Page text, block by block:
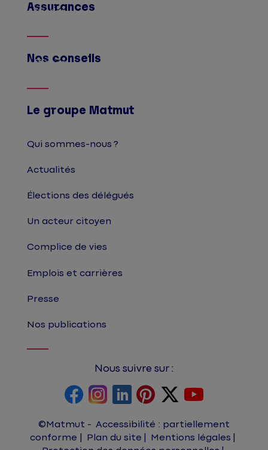
Assurances
Afficher
Nos conseils
Afficher
Le groupe Matmut
Qui sommes-nous ?
Actualités
Élections des délégués
Un acteur citoyen
Complice de vies
Emplois et carrières
Presse
Nos publications
Nous suivre sur :
©Matmut
Accessibilité : partiellement
conforme
Plan du site
Mentions légales